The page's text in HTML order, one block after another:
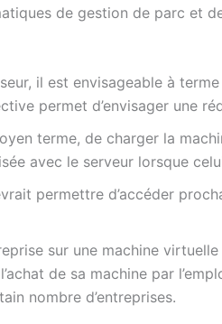
de gestion de parc et
il est envisageable à
permet d’envisager une
terme, de charger la
avec le serveur lorsque
permettre d’accéder
sur une machine
de sa machine par
nombre d’entreprises.